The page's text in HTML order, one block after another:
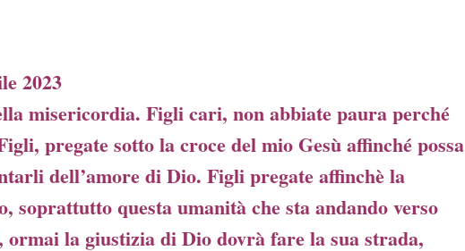
2023
misericordia. Figli cari, non abbiate paura perché
pregate sotto la croce del mio Gesù affinché possa
dell’amore di Dio. Figli pregate affinchè la
soprattutto questa umanità che sta andando verso
la giustizia di Dio dovrà fare la sua strada,